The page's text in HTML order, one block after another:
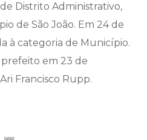
Distrito Administrativo,
de São João. Em 24 de
à categoria de Município.
em 23 de
Francisco Rupp.